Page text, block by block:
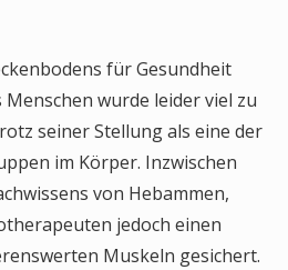
für Gesundheit
wurde leider viel zu
seiner Stellung als eine der
im Körper. Inzwischen
von Hebammen,
jedoch einen
Muskeln gesichert.